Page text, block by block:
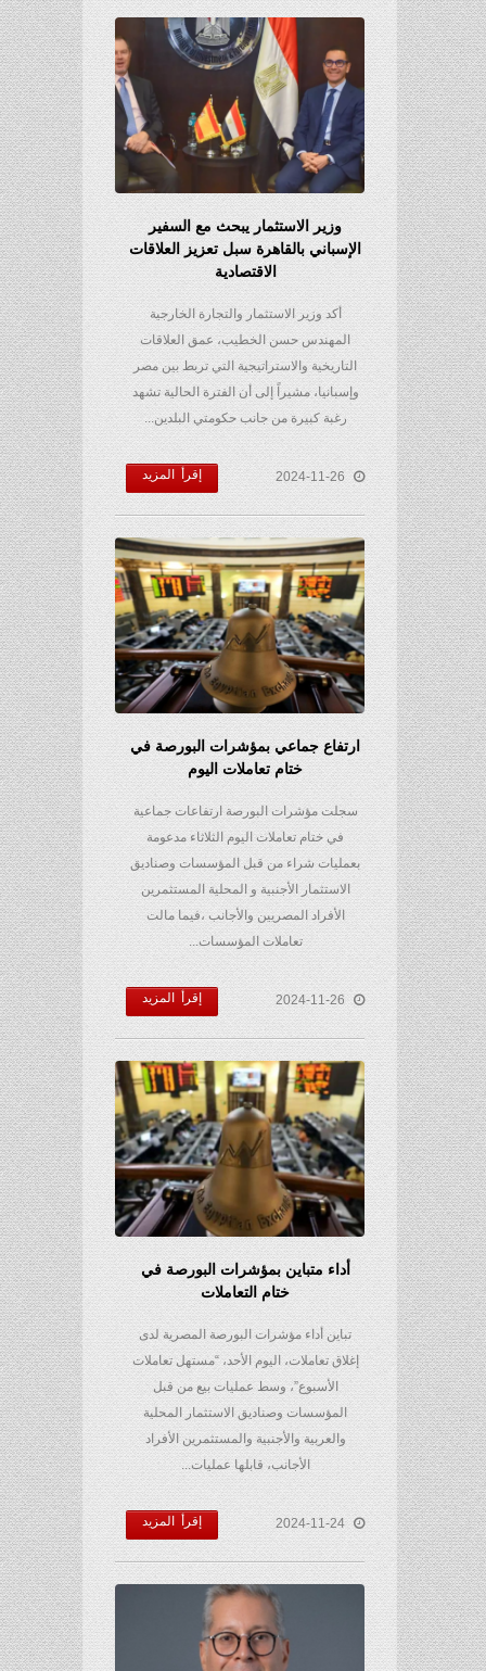
وزير الاستثمار يبحث مع السفير
الإسباني بالقاهرة سبل تعزيز العلاقات
الاقتصادية
أكد وزير الاستثمار والتجارة الخارجية
المهندس حسن الخطيب، عمق العلاقات
التاريخية والاستراتيجية التي تربط بين مصر
وإسبانيا، مشيراً إلى أن الفترة الحالية تشهد
رغبة كبيرة من جانب حكومتي البلدين...
2024-11-26 إقرأ المزيد
ارتفاع جماعي بمؤشرات البورصة في
ختام تعاملات اليوم
سجلت مؤشرات البورصة ارتفاعات جماعية
في ختام تعاملات اليوم الثلاثاء مدعومة
بعمليات شراء من قبل المؤسسات وصناديق
الاستثمار الأجنبية و المحلية المستثمرين
الأفراد المصريين والأجانب ،فيما مالت
تعاملات المؤسسات...
2024-11-26 إقرأ المزيد
أداء متباين بمؤشرات البورصة في
ختام التعاملات
تباين أداء مؤشرات البورصة المصرية لدى
إغلاق تعاملات، اليوم الأحد، “مستهل تعاملات
الأسبوع”، وسط عمليات بيع من قبل
المؤسسات وصناديق الاستثمار المحلية
والعربية والأجنبية والمستثمرين الأفراد
الأجانب، قابلها عمليات...
2024-11-24 إقرأ المزيد